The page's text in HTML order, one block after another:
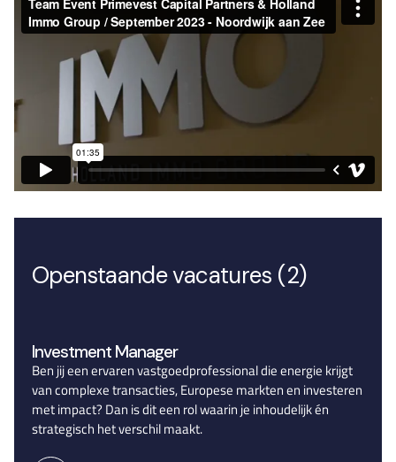
Openstaande vacatures (2)
Investment Manager
Ben jij een ervaren vastgoedprofessional die energie krijgt
van complexe transacties, Europese markten en investeren
met impact? Dan is dit een rol waarin je inhoudelijk én
strategisch het verschil maakt.